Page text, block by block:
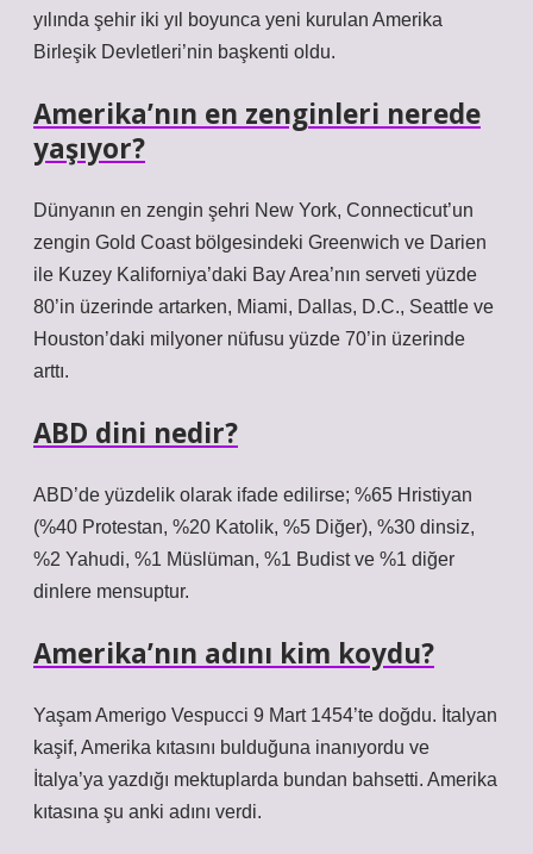
yılında şehir iki yıl boyunca yeni kurulan Amerika
Birleşik Devletleri’nin başkenti oldu.
Amerika’nın en zenginleri nerede
yaşıyor?
Dünyanın en zengin şehri New York, Connecticut’un
zengin Gold Coast bölgesindeki Greenwich ve Darien
ile Kuzey Kaliforniya’daki Bay Area’nın serveti yüzde
80’in üzerinde artarken, Miami, Dallas, D.C., Seattle ve
Houston’daki milyoner nüfusu yüzde 70’in üzerinde
arttı.
ABD dini nedir?
ABD’de yüzdelik olarak ifade edilirse; %65 Hristiyan
(%40 Protestan, %20 Katolik, %5 Diğer), %30 dinsiz,
%2 Yahudi, %1 Müslüman, %1 Budist ve %1 diğer
dinlere mensuptur.
Amerika’nın adını kim koydu?
Yaşam Amerigo Vespucci 9 Mart 1454’te doğdu. İtalyan
kaşif, Amerika kıtasını bulduğuna inanıyordu ve
İtalya’ya yazdığı mektuplarda bundan bahsetti. Amerika
kıtasına şu anki adını verdi.